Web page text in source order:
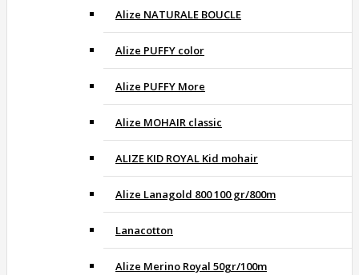
Alize NATURALE BOUCLE
Alize PUFFY color
Alize PUFFY More
Alize MOHAIR classic
ALIZE KID ROYAL Kid mohair
Alize Lanagold 800 100 gr/800m
Lanacotton
Alize Merino Royal 50gr/100m